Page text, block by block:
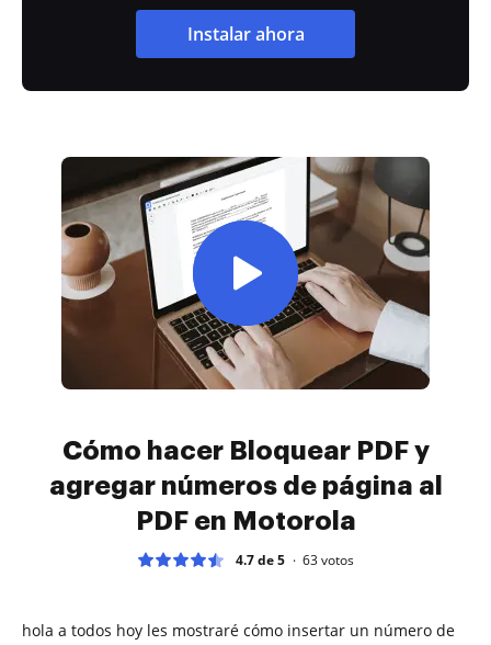
Instalar ahora
Cómo hacer Bloquear PDF y
agregar números de página al
PDF en Motorola
4.7 de 5 63votos
hola a todos hoy les mostraré cómo insertar un número de